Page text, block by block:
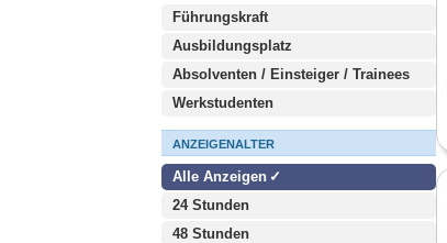
Führungskraft
Ausbildungsplatz
Absolventen / Einsteiger / Trainees
Werkstudenten
ANZEIGENALTER
Alle Anzeigen
24 Stunden
48 Stunden